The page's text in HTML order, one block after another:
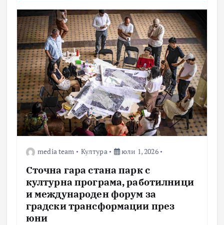
media team Култура юли 1, 2026
Сточна гара стана парк с
културна програма, работилници
и международен форум за
градски трансформации през
юни